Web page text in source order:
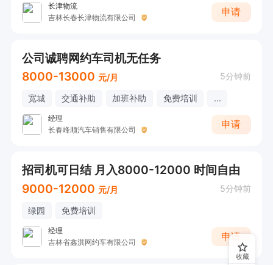
长津物流
吉林长春长津物流有限公司
申请
公司诚聘网约车司机无任务
8000-13000 元/月 5分钟前
宽城 交通补助 加班补助 免费培训 ...
经理
长春峰顺汽车销售有限公司
申请
招司机可日结 月入8000-12000 时间自由
9000-12000 元/月 5分钟前
绿园 免费培训
经理
吉林省鑫淇网约车有限公司
申请
收藏